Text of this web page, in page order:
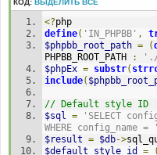
КОД: ВЫДЕЛИТЬ ВСЁ
<?php
define( 'IN_PHPBB' ,
$phpbb_root_path = (
PHPBB_ROOT_PATH
:
$phpEx = substr(
include(
// Default style ID
$sql = 'SELECT
WHERE
$result = $db->
$default_style_id
=